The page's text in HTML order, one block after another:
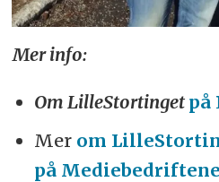
Mer info:
Om LilleStortinget på
Mer om
på